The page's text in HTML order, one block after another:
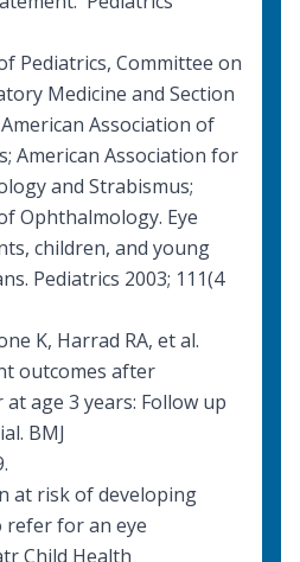
Pediatrics, Committee on
Medicine and Section
Association of
American Association for
and Strabismus;
Ophthalmology. Eye
children, and young
. Pediatrics 2003; 111(4
K, Harrad RA, et al.
outcomes after
age 3 years: Follow up
BMJ
at risk of developing
refer for an eye
Child Health